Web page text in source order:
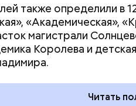
также определили в
«Академическая»,
магистрали
Королева и
Читать